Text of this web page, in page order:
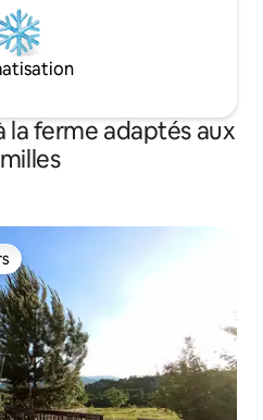
la ferme adaptés aux
plus appréciés